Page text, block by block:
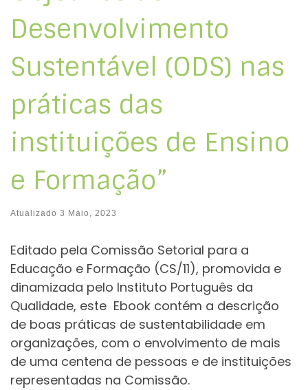
Desenvolvimento
Sustentável (ODS) nas
práticas das
instituições de Ensino
e Formação”
Atualizado 3 Maio, 2023
Editado pela Comissão Setorial para a
Educação e Formação (CS/11), promovida e
dinamizada pelo Instituto Português da
Qualidade, este Ebook contém a descrição
de boas práticas de sustentabilidade em
organizações, com o envolvimento de mais
de uma centena de pessoas e de instituições
representadas na Comissão.